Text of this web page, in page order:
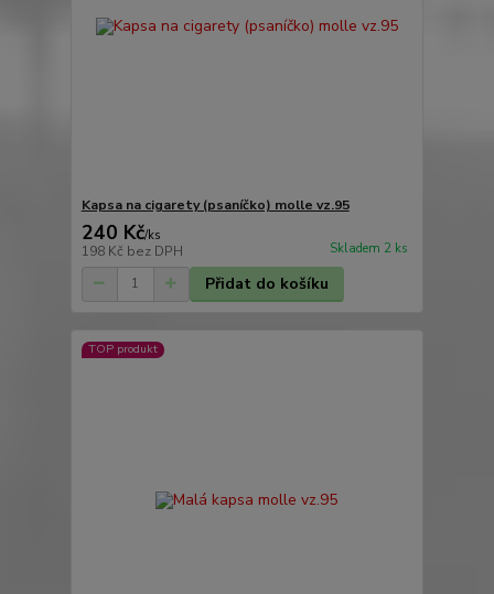
Kapsa na cigarety (psaníčko) molle vz.95
240 Kč/ks
198 Kč bez DPH Skladem 2 ks
Přidat do košíku
TOP produkt